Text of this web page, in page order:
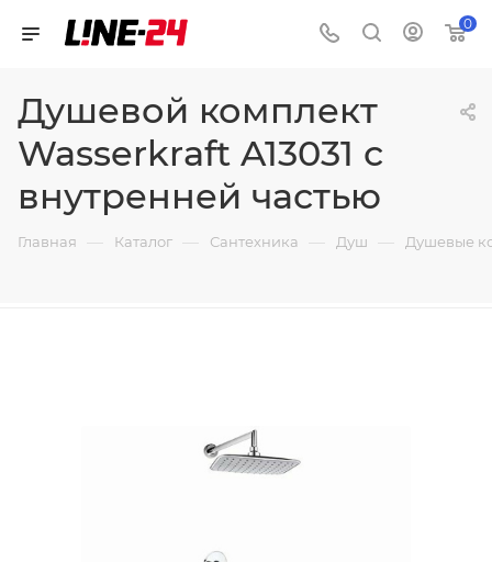
0
Душевой комплект
Wasserkraft A13031 с
внутренней частью
Главная — Каталог — Сантехника — Душ — Душевые